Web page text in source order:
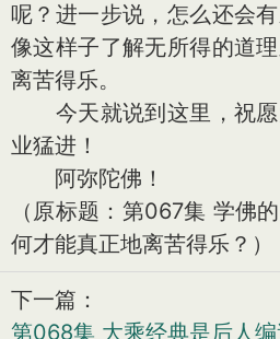
呢？进一步说，怎么还会
像这样子了解无所得的道
离苦得乐。
今天就说到这里，祝愿
业猛进！
阿弥陀佛！
（原标题：第067集 学佛
何才能真正地离苦得乐？）
下一篇：
第068集 大乘经典是后人编